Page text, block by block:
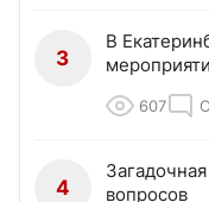
3
В
607
4
вопросов